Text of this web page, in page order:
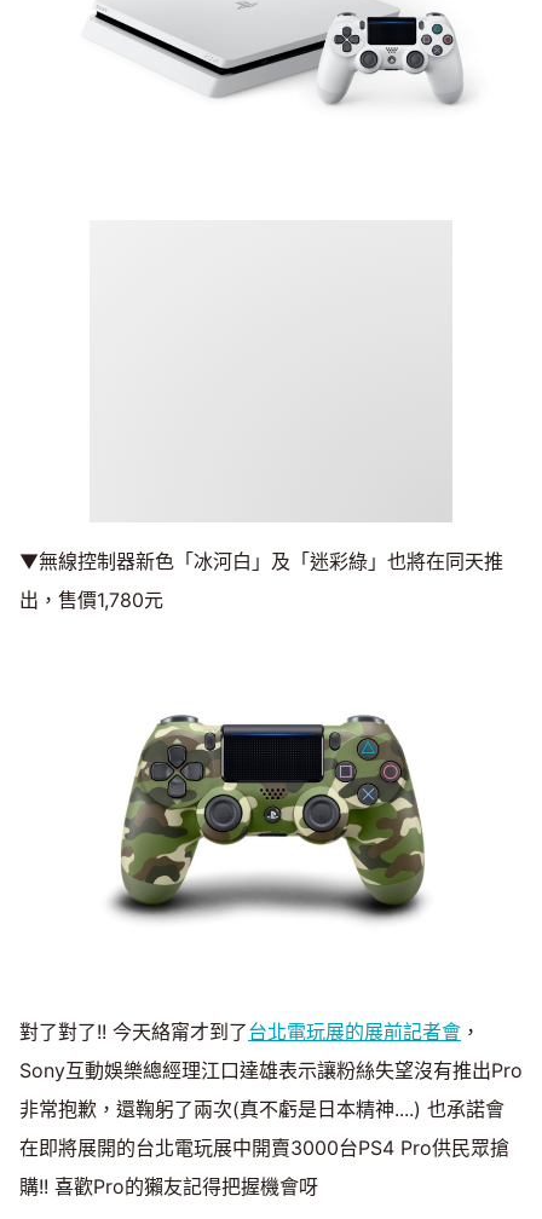
▼無線控制器新色「冰河白」及「迷彩綠」也將在同天推
出，售價1,780元
對了對了!! 今天絡甯才到了台北電玩展的展前記者會 ，
Sony互動娛樂總經理江口達雄表示讓粉絲失望沒有推出Pro
非常抱歉，還鞠躬了兩次(真不虧是日本精神....) 也承諾會
在即將展開的台北電玩展中開賣3000台PS4 Pro供民眾搶
購!! 喜歡Pro的獺友記得把握機會呀